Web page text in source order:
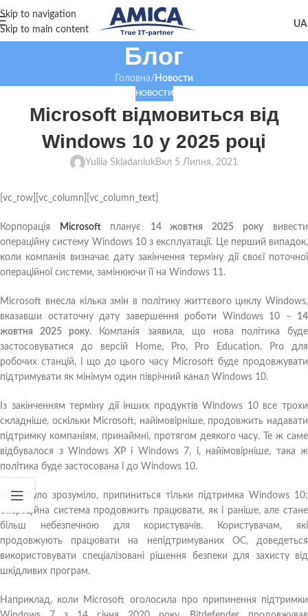
Skip to navigation
Skip to main content
Блог
Головна/ Новости
НОВОСТИ
Microsoft відмовиться від
Windows 10 у 2025 році
Yuliia SkladaniukВкл 5 Липня, 2021
[vc_row][vc_column][vc_column_text]
Корпорація Microsoft планує 14 жовтня 2025 року вивести
операційну систему Windows 10 з експлуатації. Це перший випадок,
коли компанія визначає дату закінчення терміну дії своєї поточної
операційної системи, замінюючи її на Windows 11.
Microsoft внесла кілька змін в політику життєвого циклу Windows,
вказавши остаточну дату завершення роботи Windows 10 – 14
жовтня 2025 року. Компанія заявила, що нова політика буде
застосовуватися до версій Home, Pro, Pro Education, Pro для
робочих станцій, і що до цього часу Microsoft буде продовжувати
підтримувати як мінімум один піврічний канал Windows 10.
Із закінченням терміну дії інших продуктів Windows 10 все трохи
складніше, оскільки Microsoft, найімовірніше, продовжить надавати
підтримку компаніям, принаймні, протягом деякого часу. Те ж саме
відбувалося з Windows XP і Windows 7, і, найімовірніше, така ж
політика буде застосована і до Windows 10.
Щоб було зрозуміло, припиниться тільки підтримка Windows 10;
операційна система продовжить працювати, як і раніше, але стане
більш небезпечною для користувачів. Користувачам, які
продовжують працювати на непідтримуваних ОС, доведеться
використовувати спеціалізовані рішення безпеки для захисту від
шкідливих програм.
Наприклад, коли Microsoft оголосила про припинення підтримки